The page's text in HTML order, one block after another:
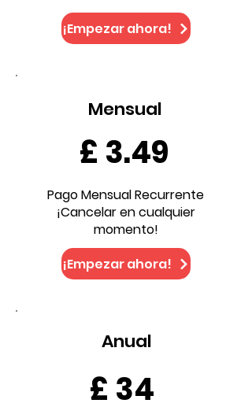
¡Empezar ahora!
Mensual
£ 3.49
Pago Mensual Recurrente
¡Cancelar en cualquier
momento!
¡Empezar ahora!
Anual
£ 34